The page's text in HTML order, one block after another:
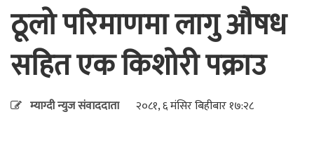
ठूलो परिमाणमा लागु औषध
सहित एक किशोरी पक्राउ
म्याग्दी न्युज संवाददाता २०८१, ६ मंसिर बिहीबार १७:२८